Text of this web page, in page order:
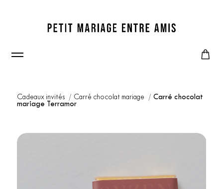
Cadeaux invités Carré chocolat mariage
Carré chocolat
mariage Terramor